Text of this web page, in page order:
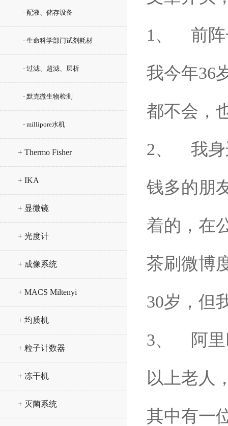
- 配液、储存设备
- 生命科学部门试剂耗材
- 过滤、超滤、层析
- 默克微生物检测
- millipore水机
+ Thermo Fisher
+ IKA
+ 显微镜
+ 光度计
+ 成像系统
+ MACS Miltenyi
+ 均质机
+ 粒子计数器
+ 冻干机
+ 灭菌系统
1、 前阵
我今年36
都不会，
2、 我身
钱多的朋
着的，在
茶刷微博
30岁，但
3、 阿里
以上老人
其中有一